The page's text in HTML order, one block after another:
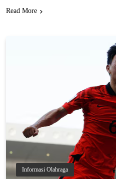
Read More
Informasi Olahraga